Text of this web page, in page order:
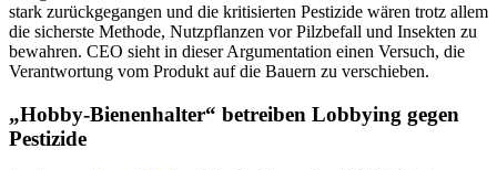
stark zurückgegangen und die kritisierten Pestizide wären trotz allem
die sicherste Methode, Nutzpflanzen vor Pilzbefall und Insekten zu
bewahren. CEO sieht in dieser Argumentation einen Versuch, die
Verantwortung vom Produkt auf die Bauern zu verschieben.
„Hobby-Bienenhalter“ betreiben Lobbying gegen
Pestizide